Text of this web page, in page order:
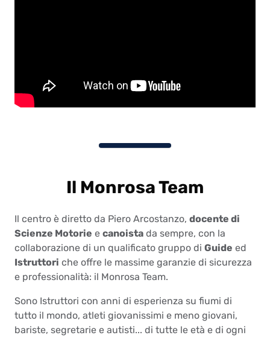
Il Monrosa Team
Il centro è diretto da Piero Arcostanzo, docente di
Scienze Motorie e canoista da sempre, con la
collaborazione di un qualificato gruppo di Guide ed
Istruttori che offre le massime garanzie di sicurezza
e professionalità: il Monrosa Team.
Sono Istruttori con anni di esperienza su fiumi di
tutto il mondo, atleti giovanissimi e meno giovani,
bariste, segretarie e autisti... di tutte le età e di ogni